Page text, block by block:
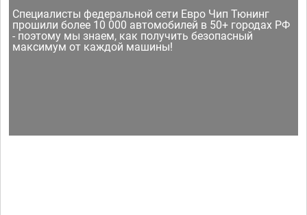
Специалисты федеральной сети Евро Чип Тюнинг
прошили более 10 000 автомобилей в 50+ городах РФ
- поэтому мы знаем, как получить безопасный
максимум от каждой машины!